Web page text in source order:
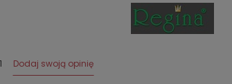
Dodaj swoją opinię